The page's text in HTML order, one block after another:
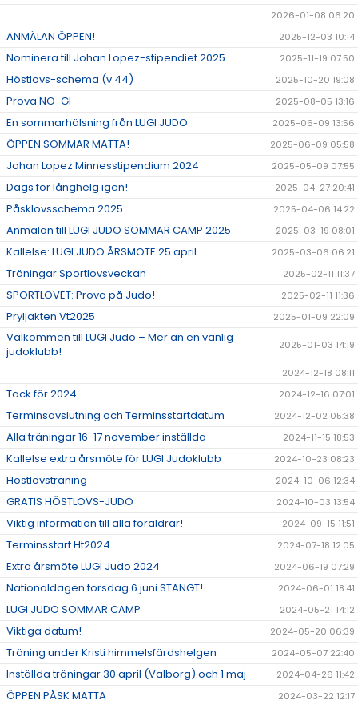
2026-01-08 06:20
ANMÄLAN ÖPPEN! 2025-12-03 10:14
Nominera till Johan Lopez-stipendiet 2025 2025-11-19 07:50
Höstlovs-schema (v 44) 2025-10-20 19:08
Prova NO-GI 2025-08-05 13:16
En sommarhälsning från LUGI JUDO 2025-06-09 13:56
ÖPPEN SOMMAR MATTA! 2025-06-09 05:58
Johan Lopez Minnesstipendium 2024 2025-05-09 07:55
Dags för långhelg igen! 2025-04-27 20:41
Påsklovsschema 2025 2025-04-06 14:22
Anmälan till LUGI JUDO SOMMAR CAMP 2025 2025-03-19 08:01
Kallelse: LUGI JUDO ÅRSMÖTE 25 april 2025-03-06 06:21
Träningar Sportlovsveckan 2025-02-11 11:37
SPORTLOVET: Prova på Judo! 2025-02-11 11:36
Pryljakten Vt2025 2025-01-09 22:09
Välkommen till LUGI Judo – Mer än en vanlig
judoklubb!
2025-01-03 14:19
2024-12-18 08:11
Tack för 2024 2024-12-16 07:01
Terminsavslutning och Terminsstartdatum 2024-12-02 05:38
Alla träningar 16-17 november inställda 2024-11-15 18:53
Kallelse extra årsmöte för LUGI Judoklubb 2024-10-23 08:23
Höstlovsträning 2024-10-06 12:34
GRATIS HÖSTLOVS-JUDO 2024-10-03 13:54
Viktig information till alla föräldrar! 2024-09-15 11:51
Terminsstart Ht2024 2024-07-18 12:05
Extra årsmöte LUGI Judo 2024 2024-06-19 07:29
Nationaldagen torsdag 6 juni STÄNGT! 2024-06-01 18:41
LUGI JUDO SOMMAR CAMP 2024-05-21 14:12
Viktiga datum! 2024-05-20 06:39
Träning under Kristi himmelsfärdshelgen 2024-05-07 22:40
Inställda träningar 30 april (Valborg) och 1 maj 2024-04-26 11:42
ÖPPEN PÅSK MATTA 2024-03-22 12:17